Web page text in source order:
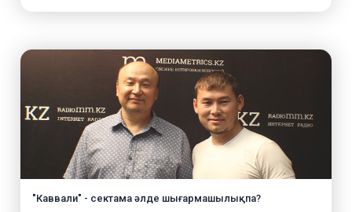
"Каввали" - сектама әлде шығармашылықпа?